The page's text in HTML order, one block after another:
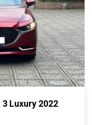
3 Luxury 2022